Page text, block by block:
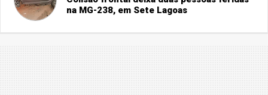
na MG-238, em Sete Lagoas